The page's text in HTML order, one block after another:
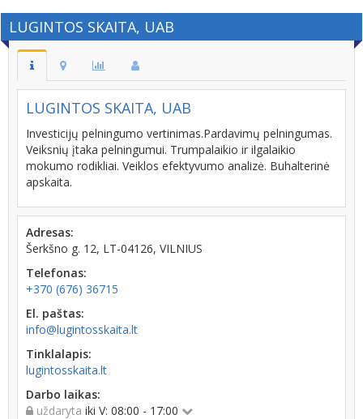
LUGINTOS SKAITA, UAB
LUGINTOS SKAITA, UAB
Investicijų pelningumo vertinimas.Pardavimų pelningumas.
Veiksnių įtaka pelningumui. Trumpalaikio ir ilgalaikio
mokumo rodikliai. Veiklos efektyvumo analizė. Buhalterinė
apskaita.
Adresas:
Šerkšno g. 12, LT-04126, VILNIUS
Telefonas:
+370 (676) 36715
El. paštas:
info@lugintosskaita.lt
Tinklalapis:
lugintosskaita.lt
Darbo laikas:
uždaryta iki V: 08:00 - 17:00